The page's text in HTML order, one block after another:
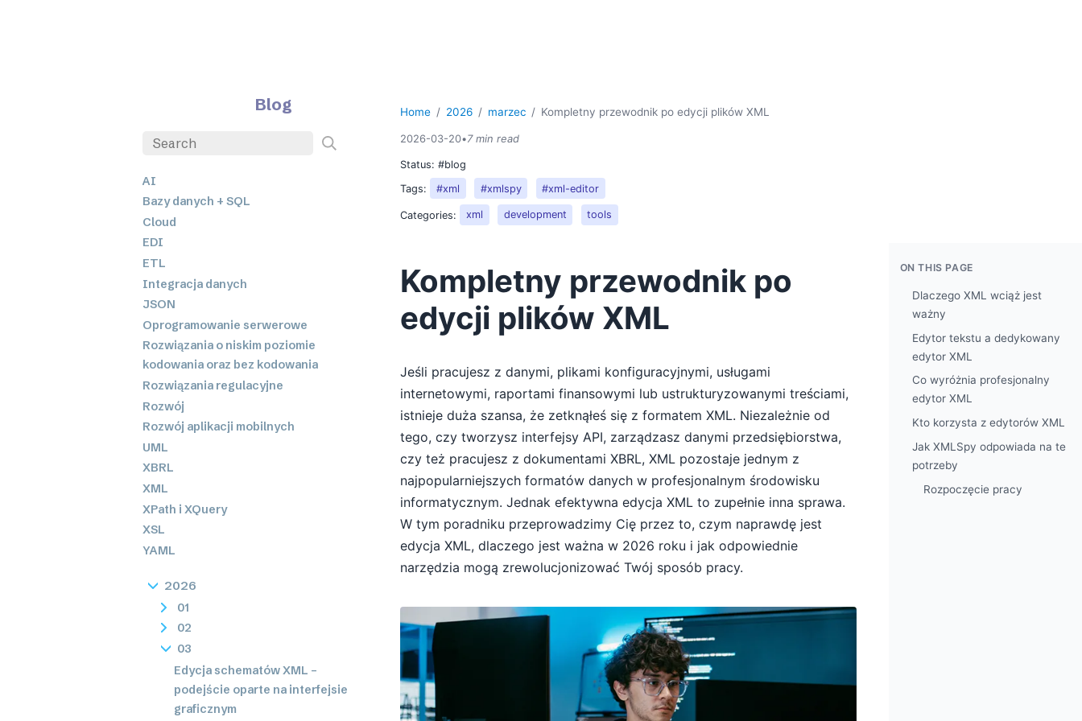
Blog
AI
Bazy danych + SQL
Cloud
EDI
ETL
Integracja danych
JSON
Oprogramowanie serwerowe
Rozwiązania o niskim poziomie
kodowania oraz bez kodowania
Rozwiązania regulacyjne
Rozwój
Rozwój aplikacji mobilnych
UML
XBRL
XML
XPath i XQuery
XSL
YAML
2026
01
02
03
Edycja schematów XML –
podejście oparte na interfejsie
graficznym
Home 2026 marzec Kompletny przewodnik po edycji plików XML
2026-03-20•7 min read
Status:#blog
Tags:
#xml #xmlspy #xml-editor
Categories: xml development tools
Kompletny przewodnik po
edycji plików XML
Jeśli pracujesz z danymi, plikami konfiguracyjnymi, usługami
internetowymi, raportami finansowymi lub ustrukturyzowanymi treściami,
istnieje duża szansa, że zetknąłeś się z formatem XML. Niezależnie od
tego, czy tworzysz interfejsy API, zarządzasz danymi przedsiębiorstwa,
czy też pracujesz z dokumentami XBRL, XML pozostaje jednym z
najpopularniejszych formatów danych w profesjonalnym środowisku
informatycznym. Jednak efektywna edycja XML to zupełnie inna sprawa.
W tym poradniku przeprowadzimy Cię przez to, czym naprawdę jest
edycja XML, dlaczego jest ważna w 2026 roku i jak odpowiednie
narzędzia mogą zrewolucjonizować Twój sposób pracy.
ON THIS PAGE
Dlaczego XML wciąż jest
ważny
Edytor tekstu a dedykowany
edytor XML
Co wyróżnia profesjonalny
edytor XML
Kto korzysta z edytorów XML
Jak XMLSpy odpowiada na te
potrzeby
Rozpoczęcie pracy